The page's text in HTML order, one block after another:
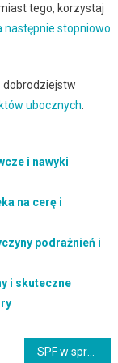
tego, korzystaj
następnie stopniowo
dobrodziejstw
ubocznych
i nawyki
na cerę i
podrażnień i
i skuteczne
SPF w sprayu czy kremie: jak wybrać formę ochrony dopasowaną do skóry i stylu życia